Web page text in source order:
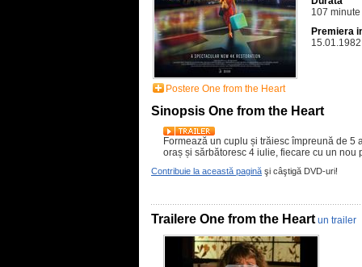
Postere One from the Heart
107 minute
Premiera
15.01.1982
Sinopsis One from the Heart
Formează un cuplu și trăiesc împreună de 5
oraș și sărbătoresc 4 iulie, fiecare cu un nou
Contribuie la această pagină şi câştigă DVD-uri!
Trailere One from the Heart un trailer